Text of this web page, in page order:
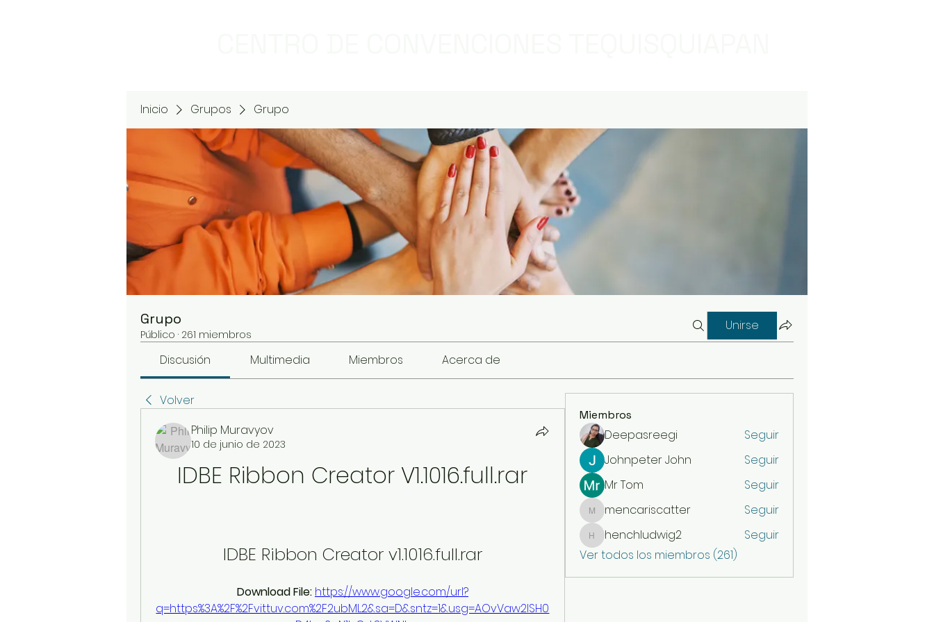
Inicio Grupos Grupo
Grupo
Público · 261 miembros
Unirse
Discusión Multimedia Miembros Acerca de
Volver
Philip Muravyov
10 de junio de 2023
IDBE Ribbon Creator V1.1016.full.rar
IDBE Ribbon Creator v1.1016.full.rar
Download File: https://www.google.com/url?
q=https%3A%2F%2Fvittuv.com%2F2ubML2&sa=D&sntz=1&usg=AOvVaw2ISH0
Miembros
Deepasreegi
Seguir
Johnpeter John
Seguir
Mr Tom
Seguir
mencariscatter
mencariscatter Seguir
henchludwig2
henchludwig2
Seguir
Ver todos los miembros (261)